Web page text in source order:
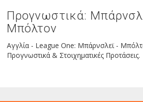
Προγνωστικά:
Μπόλτον
Αγγλία - League One: Μπάρνσλεϊ -
Προγνωστικά & Στοιχηματικές Προτάσεις.